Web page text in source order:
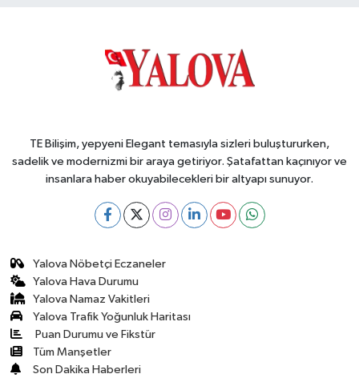
TE Bilişim, yepyeni Elegant temasıyla sizleri buluştururken,
sadelik ve modernizmi bir araya getiriyor. Şatafattan kaçınıyor ve
insanlara haber okuyabilecekleri bir altyapı sunuyor.
Yalova Nöbetçi Eczaneler
Yalova Hava Durumu
Yalova Namaz Vakitleri
Yalova Trafik Yoğunluk Haritası
Puan Durumu ve Fikstür
Tüm Manşetler
Son Dakika Haberleri